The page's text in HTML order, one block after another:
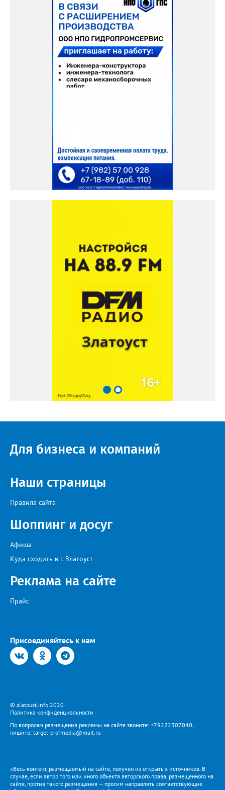
Для бизнеса и компаний
Наши страницы
Правила сайта
Шоппинг и досуг
Афиша
Куда сходить в г. Златоуст
Реклама на сайте
Прайс
Присоединяйтесь к нам
© zlatoust.info 2020
Политика конфиденциальности
По вопросам размещения рекламы на сайте звоните: +79222307040,
пишите: target-profmedia@mail.ru
«Весь контент, размещаемый на сайте, получен из открытых источников. В
случае, если автор того или иного объекта авторского права, размещенного на
сайте, против такого размещения — просим направлять соответствующие